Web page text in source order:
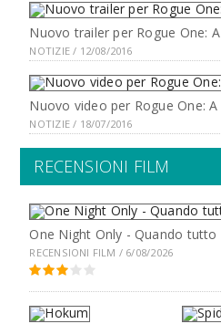
Nuovo trailer per Rogue One:
NOTIZIE / 12/08/2016
Nuovo video per Rogue One:
NOTIZIE / 18/07/2016
RECENSIONI FILM
One Night Only - Quando tutto
RECENSIONI FILM / 6/08/2026